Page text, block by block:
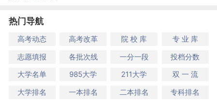
热门导航
高考动态 高考改革 院 校 库
专 业 库
志愿填报
各批次线 一分一段
投档分数
大学名单
985大学 211大学
双 一 流
大学排名
一本排名 二本排名 专科排名